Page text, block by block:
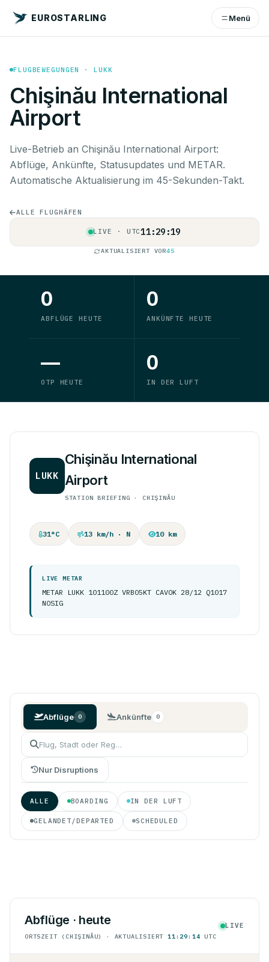
EUROSTARLING Menü
FLUGBEWEGUNGEN · LUKK
Chişinău International
Airport
Live-Betrieb an Chişinău International Airport:
Abflüge, Ankünfte, Statusupdates und METAR.
Automatische Aktualisierung im 45-Sekunden-Takt.
ALLE FLUGHÄFEN
LIVE · UTC11:29:20
AKTUALISIERT VOR5S
0
ABFLÜGE HEUTE
0
ANKÜNFTE HEUTE
—
OTP HEUTE
0
IN DER LUFT
LUKK
Chişinău International
Airport
STATION BRIEFING · CHIŞINĂU
31°C 13 km/h · N 10 km
LIVE METAR
METAR LUKK 101100Z VRB05KT CAVOK 28/12 Q1017
NOSIG
Abflüge 0 Ankünfte 0
Nur Disruptions
ALLE BOARDING IN DER LUFT
GELANDET/DEPARTED SCHEDULED
Abflüge · heute
ORTSZEIT (CHIŞINĂU) · AKTUALISIERT 11:29:14 UTC
LIVE